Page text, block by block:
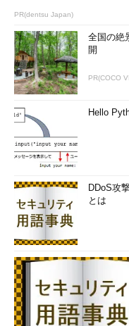
PR(dentsu Japan)
全国の絶
開
PR(COCO
Hello
DDoS攻
とは